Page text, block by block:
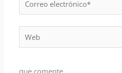
electrónico*
Web